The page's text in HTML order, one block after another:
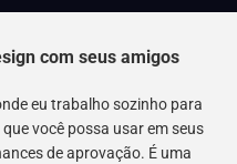
com seus amigos
eu trabalho sozinho para
você possa usar em seus
de aprovação. É uma